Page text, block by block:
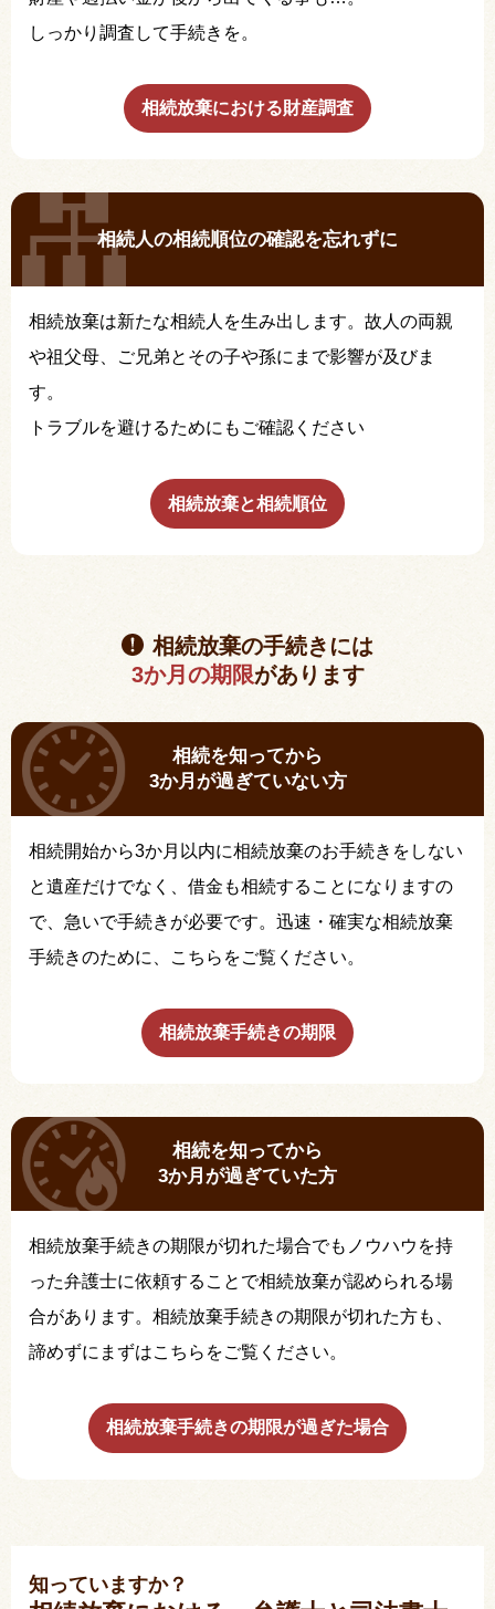
しっかり調査して手続きを。
相続放棄における財産調査
相続人の相続順位の確認を忘れずに
相続放棄は新たな相続人を生み出します。故人の両親
や祖父母、ご兄弟とその子や孫にまで影響が及びま
す。
トラブルを避けるためにもご確認ください
相続放棄と相続順位
相続放棄の手続きには
3か月の期限があります
相続を知ってから
3か月が過ぎていない方
相続開始から3か月以内に相続放棄のお手続きをしない
と遺産だけでなく、借金も相続することになりますの
で、急いで手続きが必要です。迅速・確実な相続放棄
手続きのために、こちらをご覧ください。
相続放棄手続きの期限
相続を知ってから
3か月が過ぎていた方
相続放棄手続きの期限が切れた場合でもノウハウを持
った弁護士に依頼することで相続放棄が認められる場
合があります。相続放棄手続きの期限が切れた方も、
諦めずにまずはこちらをご覧ください。
相続放棄手続きの期限が過ぎた場合
知っていますか？